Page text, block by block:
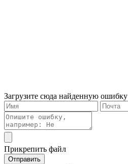
Загрузите сюда найденную ошибку
Прикрепить файл
Отправить